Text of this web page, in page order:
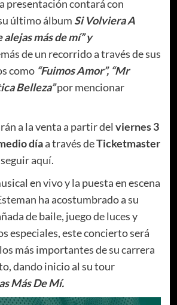
presentación contará con
último álbum Si Volviera A
alejas más de mí” y
de un recorrido a través de sus
como “Fuimos Amor”, “Mr
Belleza”por mencionar
a la venta a partir del viernes 3
díaa través deTicketmaster
aquí.
en vivo y la puesta en escena
ha acostumbrado a su
de baile, juego de luces y
especiales, este concierto será
más importantes de su carrera
dando inicio al su tour
Más De Mí.